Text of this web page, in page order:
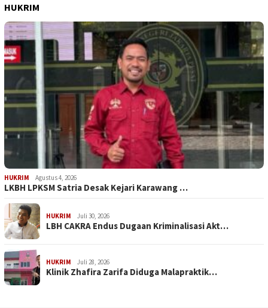
HUKRIM
HUKRIM Agustus 4, 2026
LKBH LPKSM Satria Desak Kejari Karawang …
HUKRIM Juli 30, 2026
LBH CAKRA Endus Dugaan Kriminalisasi Akt…
HUKRIM Juli 28, 2026
Klinik Zhafira Zarifa Diduga Malapraktik…